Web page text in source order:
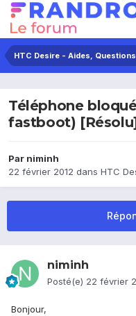
HTC Desire - Aides,
Téléphone
fastboot)
Par niminh
22 février 2012 dans HTC
niminh
Posté(e) 22 février
Bonjour,